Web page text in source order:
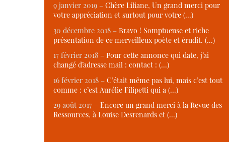
9 janvier 2019 – Chère Liliane, Un grand merci pour
votre appréciation et surtout pour votre (…)
30 décembre 2018 – Bravo ! Somptueuse et riche
présentation de ce merveilleux poète et érudit. (…)
17 février 2018 – Pour cette annonce qui date, j’ai
changé d’adresse mail : contact : (…)
16 février 2018 – C’était même pas lui, mais c’est tout
comme : c’est Aurélie Filipetti qui a (…)
29 août 2017 – Encore un grand merci à la Revue des
Ressources, à Louise Desrenards et (…)